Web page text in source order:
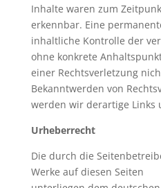
Inhalte waren zum
erkennbar. Eine
inhaltliche Kontrolle der
ohne konkrete
einer Rechtsverletzung
Bekanntwerden von
werden wir derartige Links
Urheberrecht
Die durch die
Werke auf diesen Seiten